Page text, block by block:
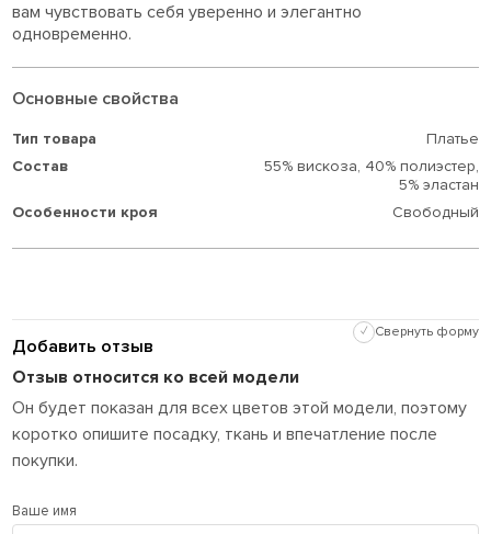
вам чувствовать себя уверенно и элегантно
одновременно.
Основные свойства
Тип товара
Платье
Состав
55% вискоза, 40% полиэстер,
5% эластан
Особенности кроя
Свободный
Добавить отзыв
✓ Свернуть форму
Отзыв относится ко всей модели
Он будет показан для всех цветов этой модели, поэтому
коротко опишите посадку, ткань и впечатление после
покупки.
Ваше имя